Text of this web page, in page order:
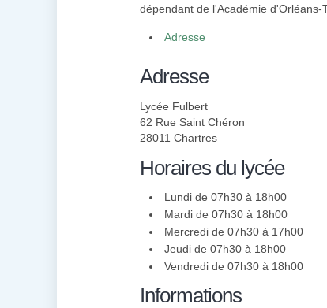
dépendant de l'Académie
Adresse
Adresse
Lycée Fulbert
62 Rue Saint Chéron
28011 Chartres
Horaires du lycée
Lundi de 07h30 à 18h00
Mardi de 07h30 à 18h00
Mercredi de 07h30 à 17h00
Jeudi de 07h30 à 18h00
Vendredi de 07h30 à 18h00
Informations